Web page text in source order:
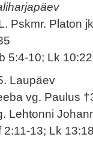
Pskmr. Platon
5:4-10; Lk
Laupäev
vg. Paulus
Lehtonni
2:11-13; Lk